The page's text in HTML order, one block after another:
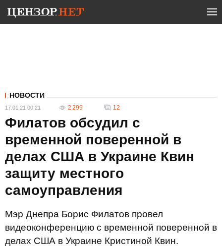
НОВОСТИ
17.01.21 00:21 2 299 12
Филатов обсудил с
временной поверенной в
делах США в Украине Квин
защиту местного
самоуправления
Мэр Днепра Борис Филатов провел
видеоконференцию с временной поверенной в
делах США в Украине Кристиной Квин.